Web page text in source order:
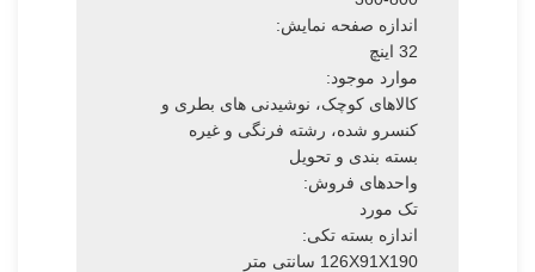
اندازه صفحه نمایش:
32 اینچ
موارد موجود:
کالاهای کوچک، نوشیدنی های بطری و
کنسرو شده، رشته فرنگی و غیره
بسته بندی و تحویل
واحدهای فروش:
تک مورد
اندازه بسته تکی:
126X91X190 سانتی متر